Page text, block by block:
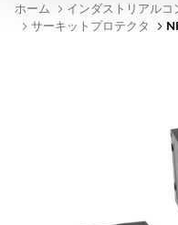
ホーム インダストリアルコ
サーキットプロテクタ